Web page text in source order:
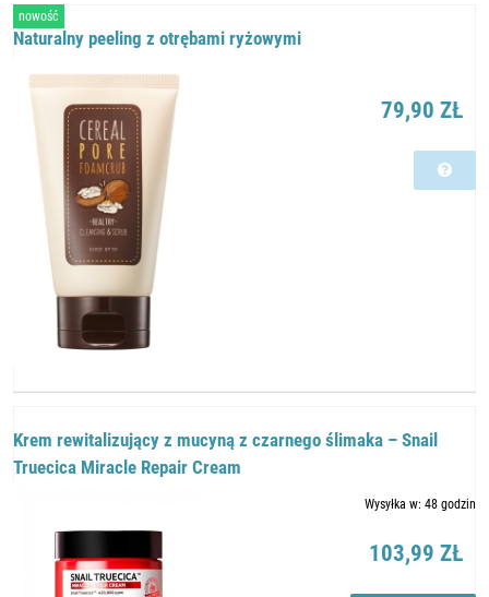
Naturalny peeling z otrębami ryżowymi
79,90 ZŁ
nowość
Krem rewitalizujący z mucyną z czarnego ślimaka – Snail
Truecica Miracle Repair Cream
Wysyłka w: 48 godzin
103,99 ZŁ